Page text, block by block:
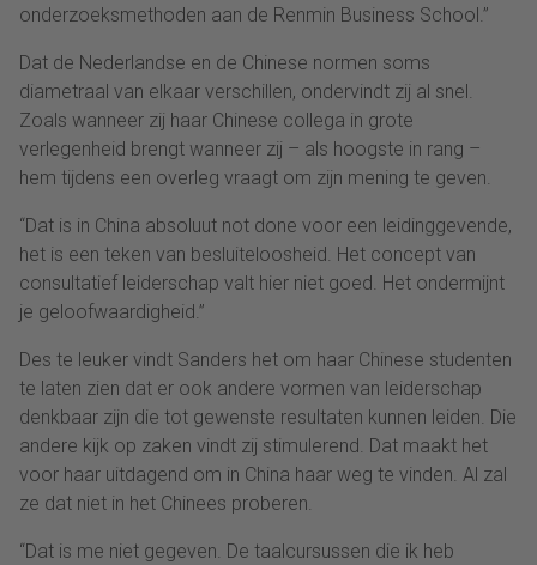
onderzoeksmethoden aan de Renmin Business School.”
Dat de Nederlandse en de Chinese normen soms
diametraal van elkaar verschillen, ondervindt zij al snel.
Zoals wanneer zij haar Chinese collega in grote
verlegenheid brengt wanneer zij – als hoogste in rang –
hem tijdens een overleg vraagt om zijn mening te geven.
“Dat is in China absoluut not done voor een leidinggevende,
het is een teken van besluiteloosheid. Het concept van
consultatief leiderschap valt hier niet goed. Het ondermijnt
je geloofwaardigheid.”
Des te leuker vindt Sanders het om haar Chinese studenten
te laten zien dat er ook andere vormen van leiderschap
denkbaar zijn die tot gewenste resultaten kunnen leiden. Die
andere kijk op zaken vindt zij stimulerend. Dat maakt het
voor haar uitdagend om in China haar weg te vinden. Al zal
ze dat niet in het Chinees proberen.
“Dat is me niet gegeven. De taalcursussen die ik heb